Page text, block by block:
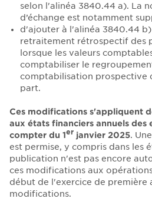
selon l'alinéa 3840.44 a). La
d’échange est notamment
d'ajouter à l'alinéa 3840.44
retraitement rétrospectif des
lorsque les valeurs
comptabiliser le
comptabilisation prospective
part.
Ces modifications s'appliquent
aux états financiers annuels des
compter du 1er janvier 2025.
est permise, y compris dans les
publication n'est pas encore
ces modifications aux
début de l'exercice de première
modifications.